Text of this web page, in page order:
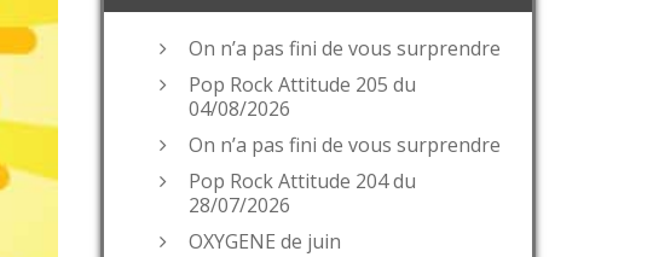
On n’a pas fini de vous surprendre
Pop Rock Attitude 205 du
04/08/2026
On n’a pas fini de vous surprendre
Pop Rock Attitude 204 du
28/07/2026
OXYGENE de juin